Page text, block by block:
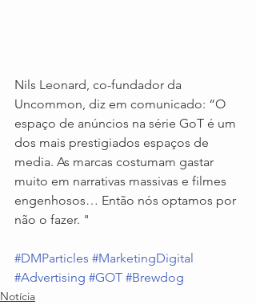
Nils Leonard, co-fundador da
Uncommon, diz em comunicado: “O
espaço de anúncios na série GoT é um
dos mais prestigiados espaços de
media. As marcas costumam gastar
muito em narrativas massivas e filmes
engenhosos… Então nós optamos por
não o fazer. "
#DMParticles #MarketingDigital
#Advertising #GOT #Brewdog
Notícia